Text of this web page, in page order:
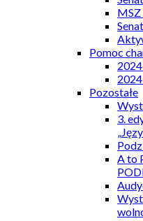
MSZ
Pomoc
Pozostałe
3.
A to